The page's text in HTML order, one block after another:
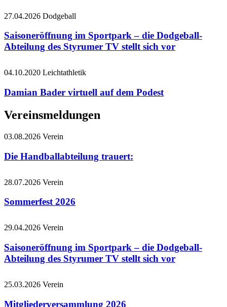
27.04.2026 Dodgeball
Saisoneröffnung im Sportpark – die Dodgeball-
Abteilung des Styrumer TV stellt sich vor
04.10.2020 Leichtathletik
Damian Bader virtuell auf dem Podest
Vereinsmeldungen
03.08.2026 Verein
Die Handballabteilung trauert:
28.07.2026 Verein
Sommerfest 2026
29.04.2026 Verein
Saisoneröffnung im Sportpark – die Dodgeball-
Abteilung des Styrumer TV stellt sich vor
25.03.2026 Verein
Mitgliederversammlung 2026